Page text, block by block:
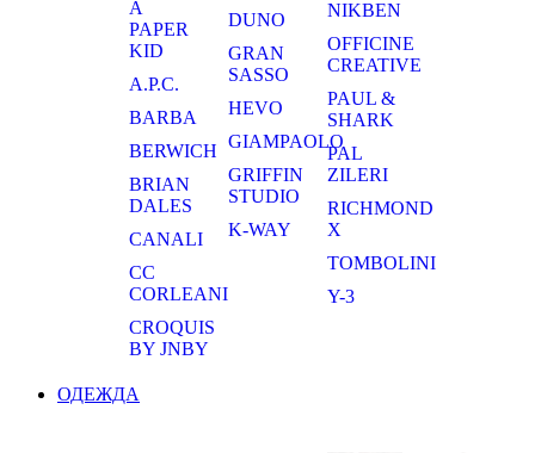
A
PAPER
KID
A.P.C.
BARBA
BERWICH
BRIAN
DALES
CANALI
CC
CORLEANI
CROQUIS
BY JNBY
DUNO
GRAN
SASSO
HEVO
GIAMPAOLO
GRIFFIN
STUDIO
K-WAY
NIKBEN
OFFICINE
CREATIVE
PAUL &
SHARK
PAL
ZILERI
RICHMOND
X
TOMBOLINI
Y-3
ОДЕЖДА